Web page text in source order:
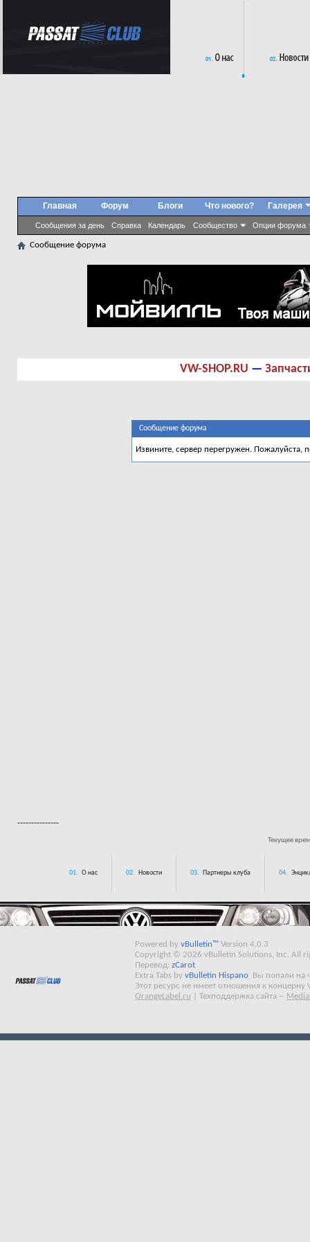
Главная Форум
Сообщения за день Справка Календарь Сообщество Опции форума
Блоги Что нового? Галерея
Сообщение форума
VW-SHOP.RU —
Сообщение форума
Извините, сервер перегружен. Пожалуйста,
---------------
Текущее
01. О нас 02. Новости 03. Партнеры клуба 04.
Powered by vBulletin™ Version 4.0.3
Copyright © 2026 vBulletin Solutions, Inc. All
Перевод: zCarot
Extra Tabs by vBulletin Hispano
Вы попали на
Этот ресурс не имеет отношения к концерну
OrangeLabel.ru
Техподдержка сайта --